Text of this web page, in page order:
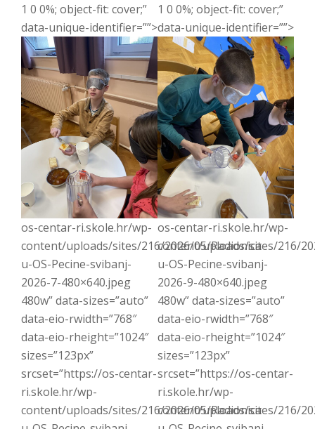
1 0 0%; object-fit: cover;”
data-unique-identifier=””>
1 0 0%; object-fit: cover;”
data-unique-identifier=””>
os-centar-ri.skole.hr/wp-
content/uploads/sites/216/2026/05/Radionica-
u-OS-Pecine-svibanj-
2026-7-480×640.jpeg
480w” data-sizes=”auto”
data-eio-rwidth=”768″
data-eio-rheight=”1024″
sizes=”123px”
srcset=”https://os-centar-
ri.skole.hr/wp-
content/uploads/sites/216/2026/05/Radionica-
os-centar-ri.skole.hr/wp-
content/uploads/sites/216/
u-OS-Pecine-svibanj-
2026-9-480×640.jpeg
480w” data-sizes=”auto”
data-eio-rwidth=”768″
data-eio-rheight=”1024″
sizes=”123px”
srcset=”https://os-centar-
ri.skole.hr/wp-
content/uploads/sites/216/